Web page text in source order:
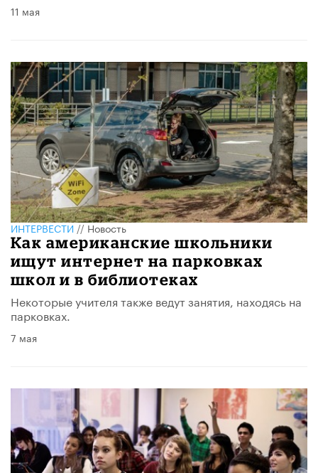
11 мая
ИНТЕРВЕСТИ//Новость
Как американские школьники
ищут интернет на парковках
школ и в библиотеках
Некоторые учителя также ведут занятия, находясь на
парковках.
7 мая